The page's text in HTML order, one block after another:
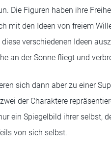
Die Figuren haben ihre
mit den Ideen von freiem
verschiedenen Ideen
an der Sonne fliegt und
sich dann aber zu einer
der Charaktere
ein Spiegelbild ihrer selbst,
von sich selbst.